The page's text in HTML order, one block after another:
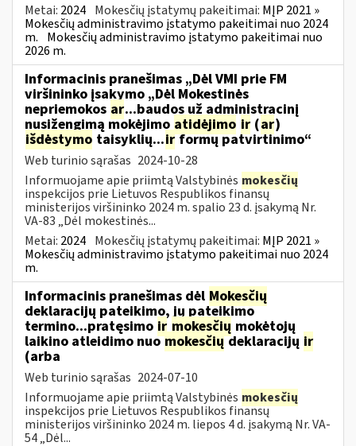
Metai: 2024 Mokesčių įstatymų pakeitimai: MĮP 2021 »
Mokesčių administravimo įstatymo pakeitimai nuo 2024
m. Mokesčių administravimo įstatymo pakeitimai nuo
2026 m.
Informacinis pranešimas „Dėl VMI prie FM
viršininko įsakymo „Dėl Mokestinės
nepriemokos ar...baudos už administracinį
nusižengimą mokėjimo atidėjimo ir (ar)
išdėstymo taisyklių...irformų patvirtinimo“
Web turinio sąrašas 2024-10-28
Informuojame apie priimtą Valstybinės mokesčių
inspekcijos prie Lietuvos Respublikos finansų
ministerijos viršininko 2024 m. spalio 23 d. įsakymą Nr.
VA-83 „Dėl mokestinės...
Metai: 2024 Mokesčių įstatymų pakeitimai: MĮP 2021 »
Mokesčių administravimo įstatymo pakeitimai nuo 2024
m.
Informacinis pranešimas dėl Mokesčių
deklaracijų pateikimo, jų pateikimo
termino...pratęsimo ir mokesčių mokėtojų
laikino atleidimo nuomokesčiųdeklaracijų ir
(arba
Web turinio sąrašas 2024-07-10
Informuojame apie priimtą Valstybinės mokesčių
inspekcijos prie Lietuvos Respublikos finansų
ministerijos viršininko 2024 m. liepos 4 d. įsakymą Nr. VA-
54 „Dėl...